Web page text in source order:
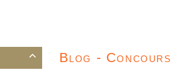
 Blog - Concours